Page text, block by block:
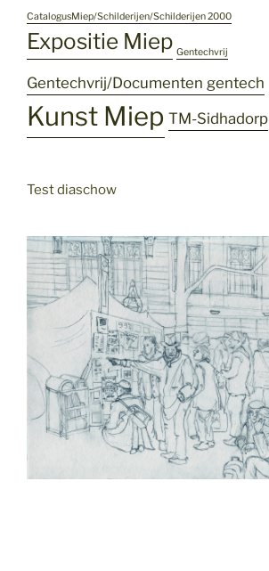
CatalogusMiep/Schilderijen/Schilderijen 2000
Expositie Miep Gentechvrij
Gentechvrij/Documenten gentech
Kunst Miep TM-Sidhadorp
Test diaschow